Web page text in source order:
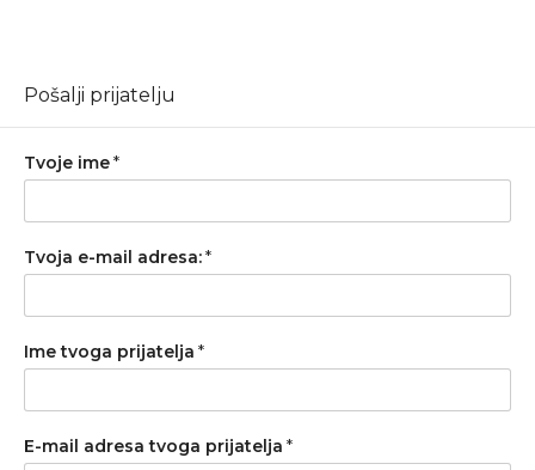
Pošalji prijatelju
Tvoje ime*
Tvoja e-mail adresa:*
Ime tvoga prijatelja *
E-mail adresa tvoga prijatelja *